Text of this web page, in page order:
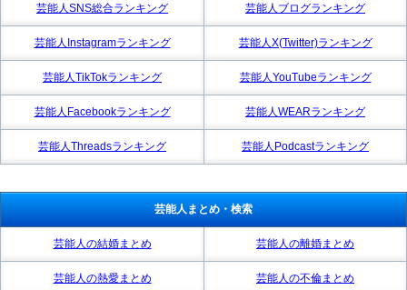
芸能人SNS総合ランキング 芸能人ブログランキング
芸能人Instagramランキング 芸能人X(Twitter)ランキング
芸能人TikTokランキング 芸能人YouTubeランキング
芸能人Facebookランキング 芸能人WEARランキング
芸能人Threadsランキング 芸能人Podcastランキング
芸能人まとめ・検索
芸能人の結婚まとめ 芸能人の離婚まとめ
芸能人の熱愛まとめ 芸能人の不倫まとめ